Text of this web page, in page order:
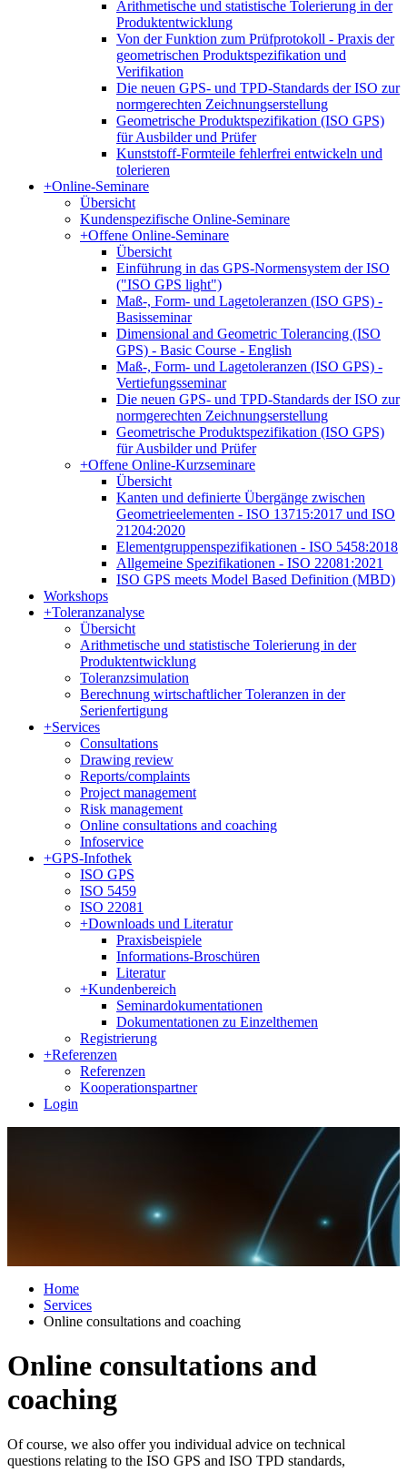
Arithmetische und statistische Tolerierung in der
Produktentwicklung
Von der Funktion zum Prüfprotokoll - Praxis der
geometrischen Produktspezifikation und
Verifikation
Die neuen GPS- und TPD-Standards der ISO zur
normgerechten Zeichnungserstellung
Geometrische Produktspezifikation (ISO GPS)
für Ausbilder und Prüfer
Kunststoff-Formteile fehlerfrei entwickeln und
tolerieren
+Online-Seminare
Übersicht
Kundenspezifische Online-Seminare
+Offene Online-Seminare
Übersicht
Einführung in das GPS-Normensystem der ISO
("ISO GPS light")
Maß-, Form- und Lagetoleranzen (ISO GPS) -
Basisseminar
Dimensional and Geometric Tolerancing (ISO
GPS) - Basic Course - English
Maß-, Form- und Lagetoleranzen (ISO GPS) -
Vertiefungsseminar
Die neuen GPS- und TPD-Standards der ISO zur
normgerechten Zeichnungserstellung
Geometrische Produktspezifikation (ISO GPS)
für Ausbilder und Prüfer
+Offene Online-Kurzseminare
Übersicht
Kanten und definierte Übergänge zwischen
Geometrieelementen - ISO 13715:2017 und ISO
21204:2020
Elementgruppenspezifikationen - ISO 5458:2018
Allgemeine Spezifikationen - ISO 22081:2021
ISO GPS meets Model Based Definition (MBD)
Workshops
+Toleranzanalyse
Übersicht
Arithmetische und statistische Tolerierung in der
Produktentwicklung
Toleranzsimulation
Berechnung wirtschaftlicher Toleranzen in der
Serienfertigung
+Services
Consultations
Drawing review
Reports/complaints
Project management
Risk management
Online consultations and coaching
Infoservice
+GPS-Infothek
ISO GPS
ISO 5459
ISO 22081
+Downloads und Literatur
Praxisbeispiele
Informations-Broschüren
Literatur
+Kundenbereich
Seminardokumentationen
Dokumentationen zu Einzelthemen
Registrierung
+Referenzen
Referenzen
Kooperationspartner
Login
Home
Services
Online consultations and coaching
Online consultations and
coaching
Of course, we also offer you individual advice on technical
questions relating to the ISO GPS and ISO TPD standards,